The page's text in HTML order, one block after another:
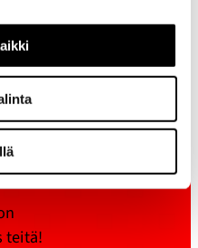
teitä!